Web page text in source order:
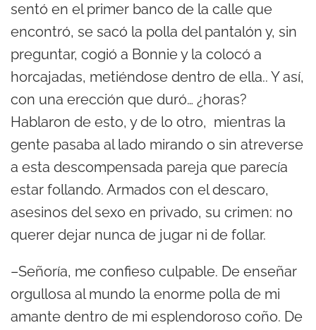
sentó en el primer banco de la calle que
encontró, se sacó la polla del pantalón y, sin
preguntar, cogió a Bonnie y la colocó a
horcajadas, metiéndose dentro de ella.. Y así,
con una erección que duró… ¿horas?
Hablaron de esto, y de lo otro, mientras la
gente pasaba al lado mirando o sin atreverse
a esta descompensada pareja que parecía
estar follando. Armados con el descaro,
asesinos del sexo en privado, su crimen: no
querer dejar nunca de jugar ni de follar.
–Señoría, me confieso culpable. De enseñar
orgullosa al mundo la enorme polla de mi
amante dentro de mi esplendoroso coño. De